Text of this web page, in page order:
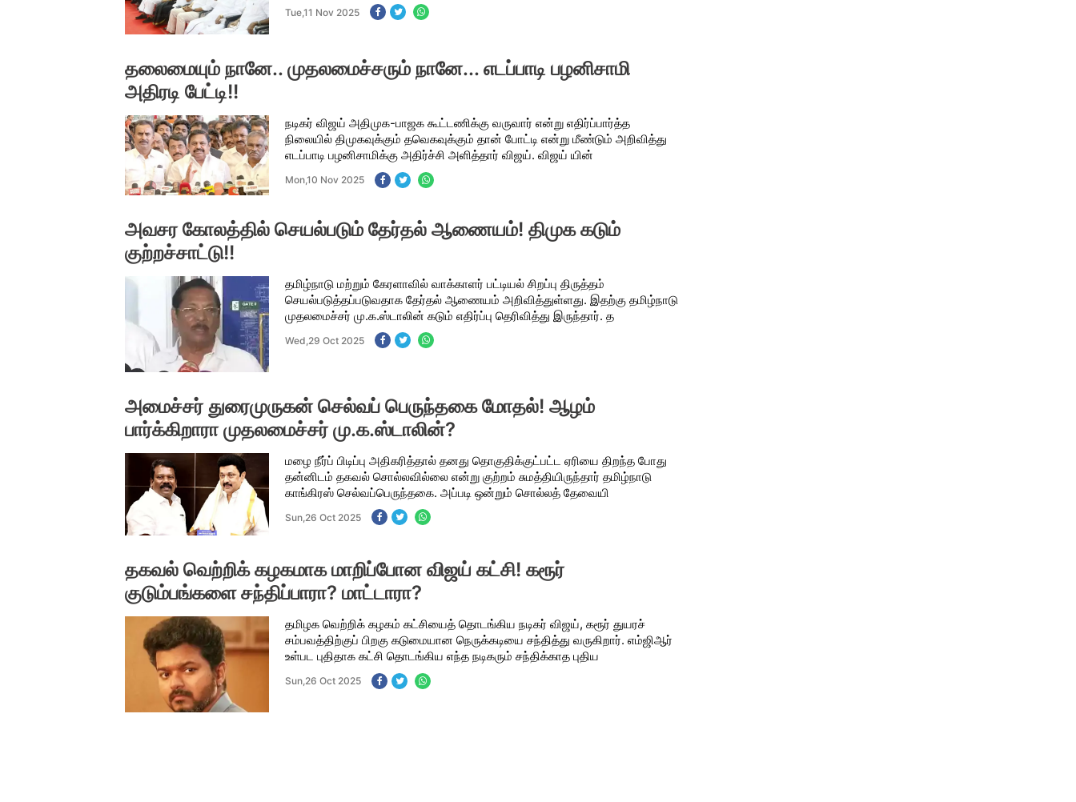
Tue,11 Nov 2025
தலைமையும் நானே.. முதலமைச்சரும் நானே... எடப்பாடி பழனிசாமி
அதிரடி பேட்டி!!
நடிகர் விஜய் அதிமுக-பாஜக கூட்டணிக்கு வருவார் என்று எதிர்ப்பார்த்த
நிலையில் திமுகவுக்கும் தவெகவுக்கும் தான் போட்டி என்று மீண்டும் அறிவித்து
எடப்பாடி பழனிசாமிக்கு அதிர்ச்சி அளித்தார் விஜய். விஜய் யின்
Mon,10 Nov 2025
அவசர கோலத்தில் செயல்படும் தேர்தல் ஆணையம்! திமுக கடும்
குற்றச்சாட்டு!!
தமிழ்நாடு மற்றும் கேரளாவில் வாக்காளர் பட்டியல் சிறப்பு திருத்தம்
செயல்படுத்தப்படுவதாக தேர்தல் ஆணையம் அறிவித்துள்ளது. இதற்கு தமிழ்நாடு
முதலமைச்சர் மு.க.ஸ்டாலின் கடும் எதிர்ப்பு தெரிவித்து இருந்தார். த
Wed,29 Oct 2025
அமைச்சர் துரைமுருகன் செல்வப் பெருந்தகை மோதல்! ஆழம்
பார்க்கிறாரா முதலமைச்சர் மு.க.ஸ்டாலின்?
மழை நீர்ப் பிடிப்பு அதிகரித்தால் தனது தொகுதிக்குட்பட்ட ஏரியை திறந்த போது
தன்னிடம் தகவல் சொல்லவில்லை என்று குற்றம் சுமத்தியிருந்தார் தமிழ்நாடு
காங்கிரஸ் செல்வப்பெருந்தகை. அப்படி ஒன்றும் சொல்லத் தேவையி
Sun,26 Oct 2025
தகவல் வெற்றிக் கழகமாக மாறிப்போன விஜய் கட்சி! கரூர்
குடும்பங்களை சந்திப்பாரா? மாட்டாரா?
தமிழக வெற்றிக் கழகம் கட்சியைத் தொடங்கிய நடிகர் விஜய், கரூர் துயரச்
சம்பவத்திற்குப் பிறகு கடுமையான நெருக்கடியை சந்தித்து வருகிறார். எம்ஜிஆர்
உள்பட புதிதாக கட்சி தொடங்கிய எந்த நடிகரும் சந்திக்காத புதிய
Sun,26 Oct 2025